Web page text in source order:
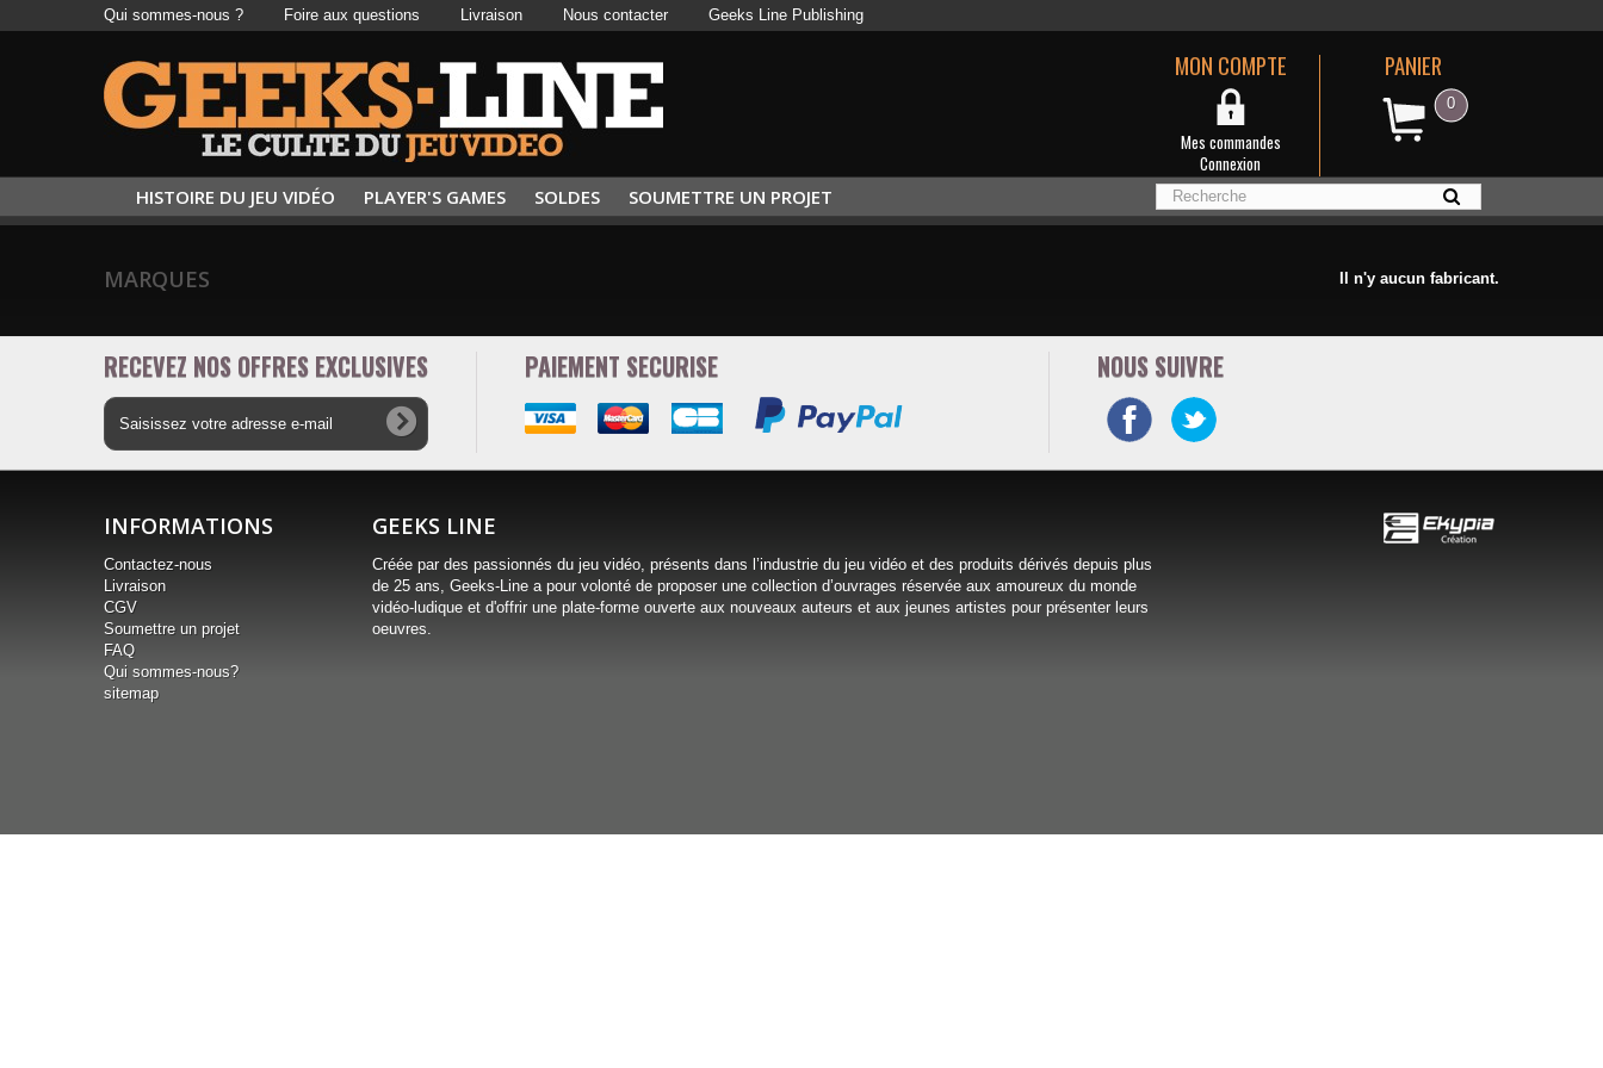
Qui sommes-nous ? Foire aux questions Livraison Nous contacter Geeks Line Publishing
MON COMPTE
Mes commandes
Connexion
PANIER
0
HISTOIRE DU JEU VIDÉO PLAYER'S GAMES SOLDES SOUMETTRE UN PROJET
MARQUES Il n'y aucun fabricant.
RECEVEZ NOS OFFRES EXCLUSIVES PAIEMENT SECURISE NOUS SUIVRE
INFORMATIONS
Contactez-nous
Livraison
CGV
Soumettre un projet
FAQ
Qui sommes-nous?
sitemap
GEEKS LINE
Créée par des passionnés du jeu vidéo, présents dans l’industrie du jeu vidéo et des produits dérivés depuis plus
de 25 ans, Geeks‐Line a pour volonté de proposer une collection d’ouvrages réservée aux amoureux du monde
vidéo-ludique et d'offrir une plate-forme ouverte aux nouveaux auteurs et aux jeunes artistes pour présenter leurs
oeuvres.